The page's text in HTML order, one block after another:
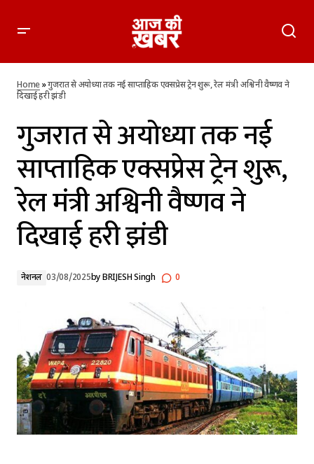
वैष्णव ने दिखाई हरी झंडी
Home»गुजरात से अयोध्या तक नई साप्ताहिक एक्सप्रेस ट्रेन शुरू, रेल मंत्री अश्विनी वैष्णव ने
दिखाई हरी झंडी
गुजरात से अयोध्या तक नई
साप्ताहिक एक्सप्रेस ट्रेन शुरू,
रेल मंत्री अश्विनी वैष्णव ने
दिखाई हरी झंडी
नेशनल 03/08/2025byBRIJESH Singh 0